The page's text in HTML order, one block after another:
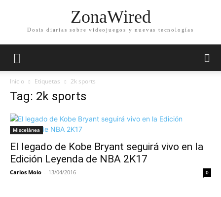
ZonaWired
Dosis diarias sobre videojuegos y nuevas tecnologías
Inicio Etiquetas 2k sports
Tag: 2k sports
Miscelánea
El legado de Kobe Bryant seguirá vivo en la
Edición Leyenda de NBA 2K17
Carlos Moio - 13/04/2016 0